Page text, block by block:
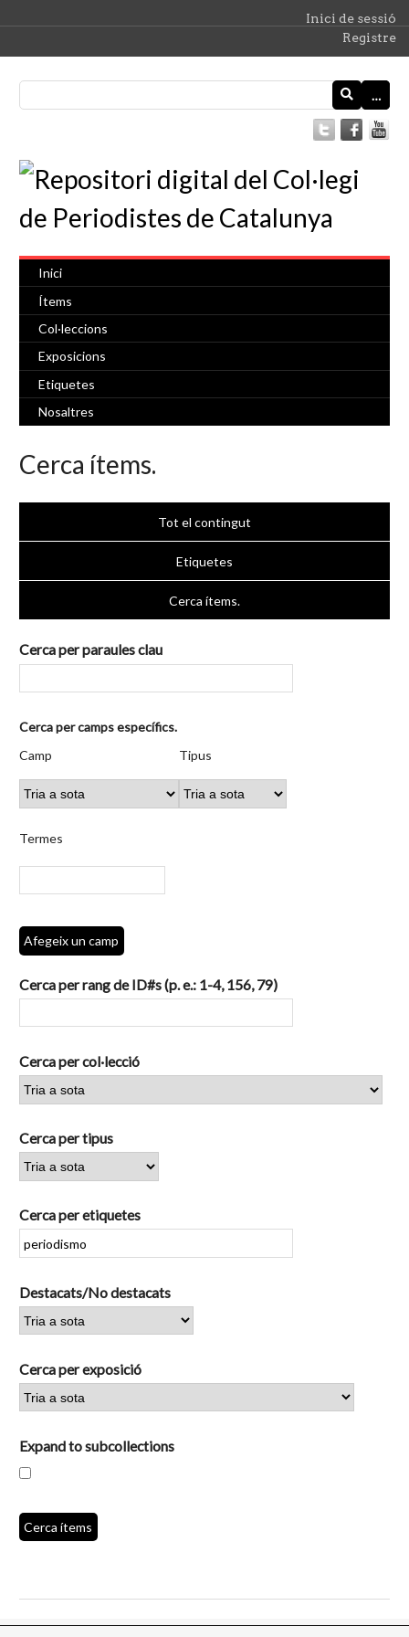
Inici de sessió
Registre
…
Inici
Ítems
Col·leccions
Exposicions
Etiquetes
Nosaltres
Cerca ítems.
Tot el contingut
Etiquetes
Cerca ítems.
Cerca per paraules clau
Nombre
files
a
"Cerca
camps
Cerca per camps específics.
de
cerca
de
cerca
de
cerca
Joiner
Camp Tipus
Termes
Afegeix un camp
Cerca per rang de ID#s (p. e.: 1-4, 156, 79)
Cerca per col·lecció
Cerca per tipus
Cerca per etiquetes
Destacats/No destacats
Cerca per exposició
Expand to subcollections